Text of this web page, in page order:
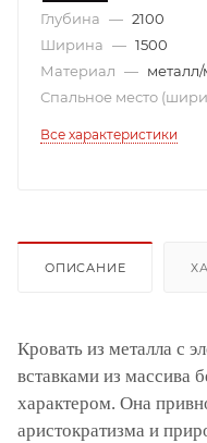
Глубина — 2100
Ширина — 1500
Материал —
Спальное место
Все характеристики
ОПИСАНИЕ
Кровать из металла с
вставками из массива
характером. Она
аристократизма и